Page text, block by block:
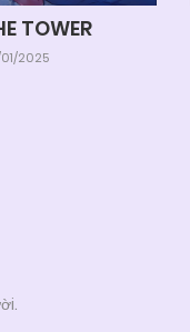
TOWER
2025